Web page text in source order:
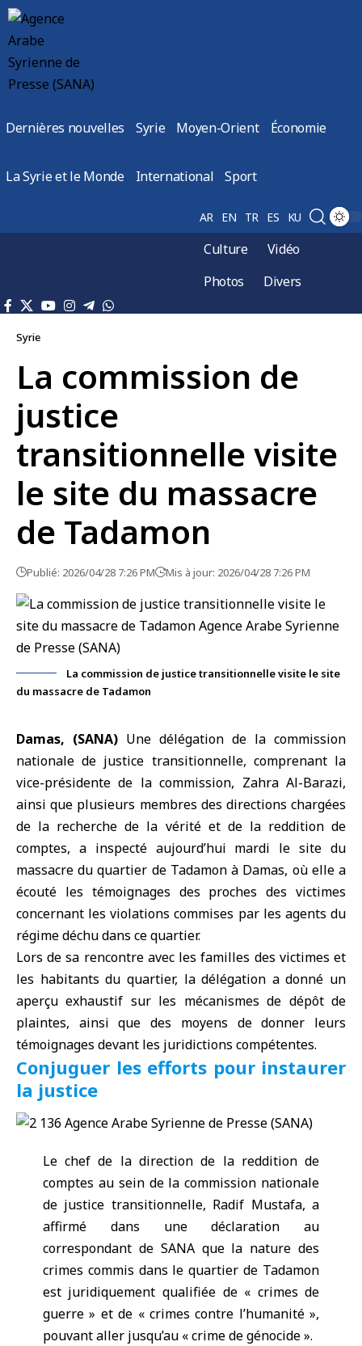
Dernières nouvelles Syrie Moyen-Orient Économie
La Syrie et le Monde International Sport
AR EN TR ES KU
Culture
Vidéo
Photos
Divers
Syrie
La commission de
justice
transitionnelle visite
le site du massacre
de Tadamon
Publié: 2026/04/28 7:26 PM Mis à jour: 2026/04/28 7:26 PM
La commission de justice transitionnelle visite le site
du massacre de Tadamon
Damas, (SANA) Une délégation de la commission
nationale de justice transitionnelle, comprenant la
vice-présidente de la commission, Zahra Al-Barazi,
ainsi que plusieurs membres des directions chargées
de la recherche de la vérité et de la reddition de
comptes, a inspecté aujourd’hui mardi le site du
massacre du quartier de Tadamon à Damas, où elle a
écouté les témoignages des proches des victimes
concernant les violations commises par les agents du
régime déchudans ce quartier.
Lors de sa rencontre avec les familles des victimes et
les habitants du quartier, la délégation a donné un
aperçu exhaustif sur les mécanismes de dépôt de
plaintes, ainsi que des moyens de donner leurs
témoignages devant les juridictions compétentes.
Conjuguer les efforts pour instaurer
la justice
Le chef de la direction de la reddition de
comptes au sein de la commission nationale
de justice transitionnelle, Radif Mustafa, a
affirmé dans une déclaration au
correspondant de SANA que la nature des
crimes commis dans le quartier de Tadamon
est juridiquement qualifiée de « crimes de
guerre » et de « crimes contre l’humanité »,
pouvant aller jusqu’au « crime de génocide ».